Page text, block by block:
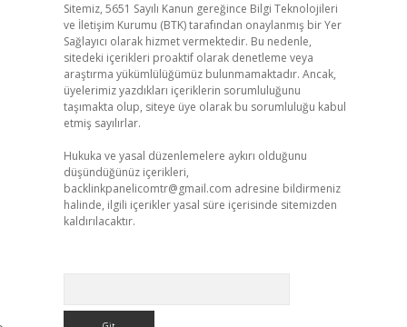
Sitemiz, 5651 Sayılı Kanun gereğince Bilgi Teknolojileri
ve İletişim Kurumu (BTK) tarafından onaylanmış bir Yer
Sağlayıcı olarak hizmet vermektedir. Bu nedenle,
sitedeki içerikleri proaktif olarak denetleme veya
araştırma yükümlülüğümüz bulunmamaktadır. Ancak,
üyelerimiz yazdıkları içeriklerin sorumluluğunu
taşımakta olup, siteye üye olarak bu sorumluluğu kabul
etmiş sayılırlar.
Hukuka ve yasal düzenlemelere aykırı olduğunu
düşündüğünüz içerikleri,
backlinkpanelicomtr@gmail.com adresine bildirmeniz
halinde, ilgili içerikler yasal süre içerisinde sitemizden
kaldırılacaktır.